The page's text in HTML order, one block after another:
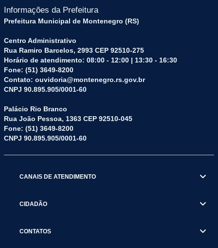
Informações da Prefeitura
Prefeitura Municipal de Montenegro (RS)
Centro Administrativo
Rua Ramiro Barcelos, 2993 CEP 92510-275
Horário de atendimento: 08:00 - 12:00 | 13:30 - 16:30
Fone: (51) 3649-8200
Contato: ouvidoria@montenegro.rs.gov.br
CNPJ 90.895.905/0001-60
Palácio Rio Branco
Rua João Pessoa, 1363 CEP 92510-045
Fone: (51) 3649-8200
CNPJ 90.895.905/0001-60
CANAIS DE ATENDIMENTO
CIDADÃO
CONTATOS